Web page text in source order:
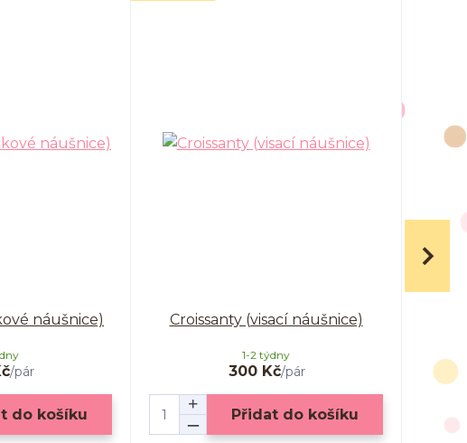
náušnice)
/pár
do košíku
Croissanty (visací náušnice)
300 Kč/pár
1-2 týdny
Přidat do košíku